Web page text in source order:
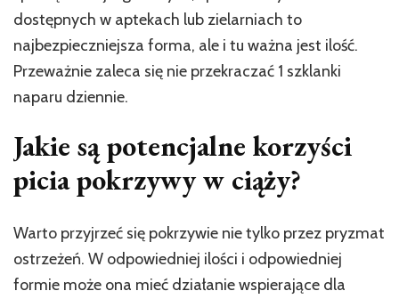
dostępnych w aptekach lub zielarniach to
najbezpieczniejsza forma, ale i tu ważna jest ilość.
Przeważnie zaleca się nie przekraczać 1 szklanki
naparu dziennie.
Jakie są potencjalne korzyści
picia pokrzywy w ciąży?
Warto przyjrzeć się pokrzywie nie tylko przez pryzmat
ostrzeżeń. W odpowiedniej ilości i odpowiedniej
formie może ona mieć działanie wspierające dla